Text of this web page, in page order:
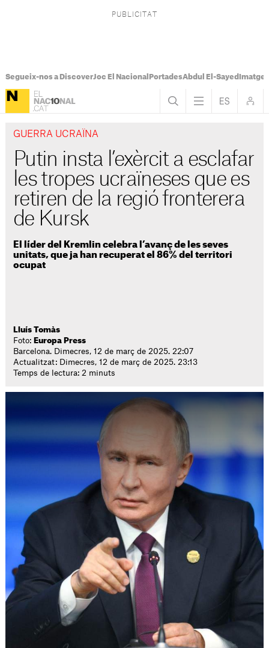
Segueix-nos a DiscoverJoc El Nacional PortadesAbdul El-Sayed
GUERRA UCRAÏNA
Putin insta l’exèrcit a esclafar
les tropes ucraïneses que es
retiren de la regió fronterera
de Kursk
El líder del Kremlin celebra l’avanç de les seves
unitats, que ja han recuperat el 86% del territori
ocupat
Lluís Tomàs
Foto: Europa Press
Barcelona. Dimecres, 12 de març de 2025. 22:07
Actualitzat: Dimecres, 12 de març de 2025. 23:13
Temps de lectura: 2 minuts